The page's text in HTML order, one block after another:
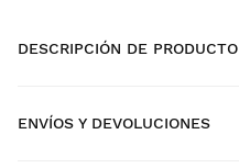
DESCRIPCIÓN DE PRODUCTO
ENVÍOS Y DEVOLUCIONES